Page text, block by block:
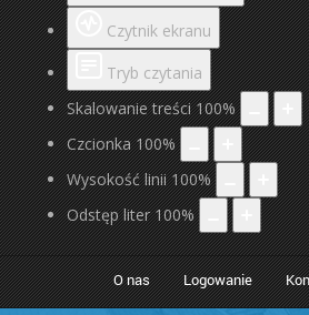
Czytnik ekranu
Tryb czytania
Skalowanie treści 100%
Czcionka 100%
Wysokość linii 100%
Odstęp liter 100%
O nas Logowanie